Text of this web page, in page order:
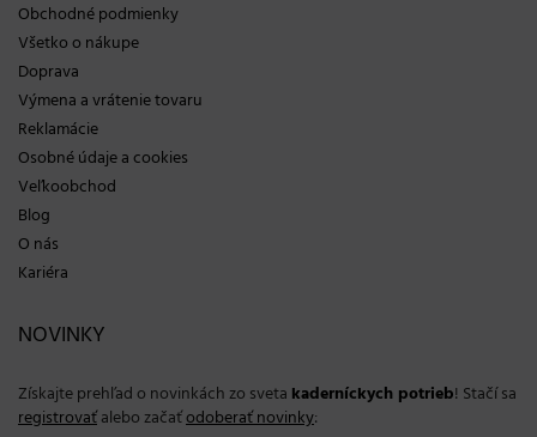
Obchodné podmienky
Všetko o nákupe
Doprava
Výmena a vrátenie tovaru
Reklamácie
Osobné údaje a cookies
Veľkoobchod
Blog
O nás
Kariéra
NOVINKY
Získajte prehľad o novinkách zo sveta kaderníckych potrieb! Stačí sa
registrovaťalebo začaťodoberať novinky: